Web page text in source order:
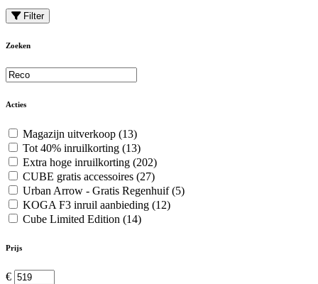
Filter
Zoeken
Acties
Magazijn uitverkoop (13)
Tot 40% inruilkorting (13)
Extra hoge inruilkorting (202)
CUBE gratis accessoires (27)
Urban Arrow - Gratis Regenhuif(5)
KOGA F3 inruil aanbieding (12)
Cube Limited Edition (14)
Prijs
€